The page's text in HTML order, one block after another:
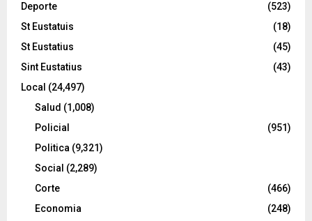
Deporte
(523)
St Eustatuis
(18)
St Eustatius
(45)
Sint Eustatius
(43)
Local (24,497)
Salud (1,008)
Policial
(951)
Politica (9,321)
Social (2,289)
Corte
(466)
Economia
(248)